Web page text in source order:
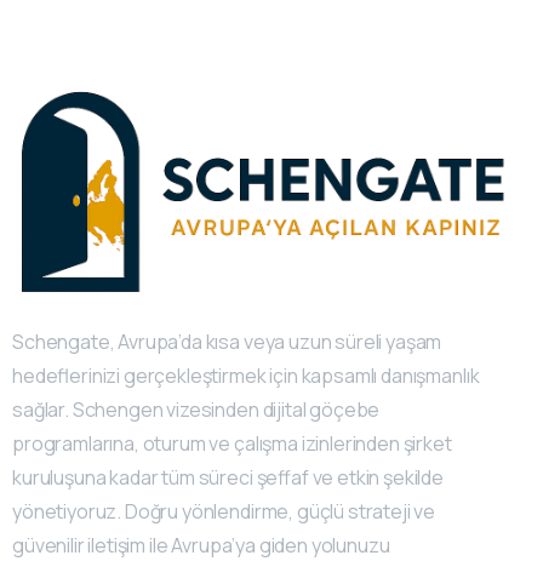
Schengate, Avrupa’da kısa veya uzun süreli yaşam
hedeflerinizi gerçekleştirmek için kapsamlı danışmanlık
sağlar. Schengen vizesinden dijital göçebe
programlarına, oturum ve çalışma izinlerinden şirket
kuruluşuna kadar tüm süreci şeffaf ve etkin şekilde
yönetiyoruz. Doğru yönlendirme, güçlü strateji ve
güvenilir iletişim ile Avrupa’ya giden yolunuzu